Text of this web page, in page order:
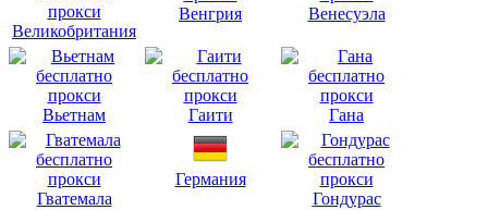
Великобритания
Венгрия Венесуэла
Вьетнам Гаити Гана
Гватемала
Германия
Гондурас